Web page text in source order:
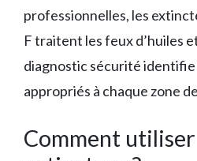
professionnelles, les
F traitent les feux d’huiles
diagnostic sécurité
appropriés à chaque zone
Comment